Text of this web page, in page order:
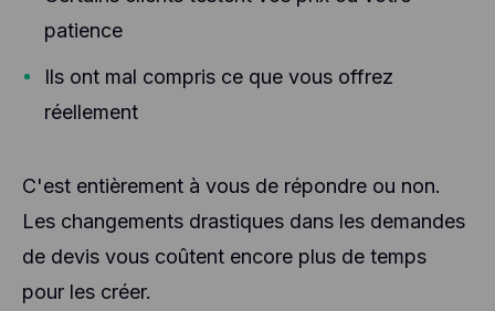
patience
Ils ont mal compris ce que vous offrez
réellement
C'est entièrement à vous de répondre ou non.
Les changements drastiques dans les demandes
de devis vous coûtent encore plus de temps
pour les créer.
behavior of our users and their devices. Hotjar
profile. Neither Hotjar nor we will ever use this
information to identify individual users or link it to
further data about an individual user.